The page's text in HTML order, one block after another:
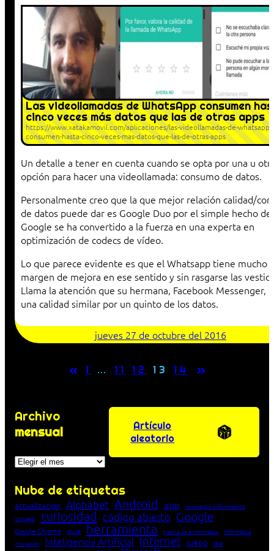
Las videollamadas de WhatsApp consumen
cinco veces más datos que las de otras apps
https://www.xatakamovil.com/aplicaciones/las-videollamadas-de-whatsapp-
consumen-hasta-cinco-veces-mas-datos-que-las-de-otras-apps
Un detalle a tener en cuenta cuando se opta por una u
opción para hacer una videollamada: consumo de datos.
Personalmente creo que la que mejor relación calidad/
de datos puede dar es Google Duo por el simple hecho
Google se ha convertido a la fuerza en una experta en
optimización de codecs de vídeo.
Lo que parece evidente es que el Whatsapp tiene mucho
margen de mejora en ese sentido y sin rasgarse las
Llama la atención que su hermana, Facebook Messenger,
una calidad similar por un quinto de los datos.
jueves 27 de octubre del 2016
« 1 … 11 12 13 14 »
Archivo
mensual
Archivos
Artículo
aleatorio
Nube de etiquetas
actualización Alphabet Android app concepto informático
consejo
curiosidad código abierto Google
Google Chrome guía herramienta historia de la Informática Informática
innovación Inteligencia Artificial Internet juego lista